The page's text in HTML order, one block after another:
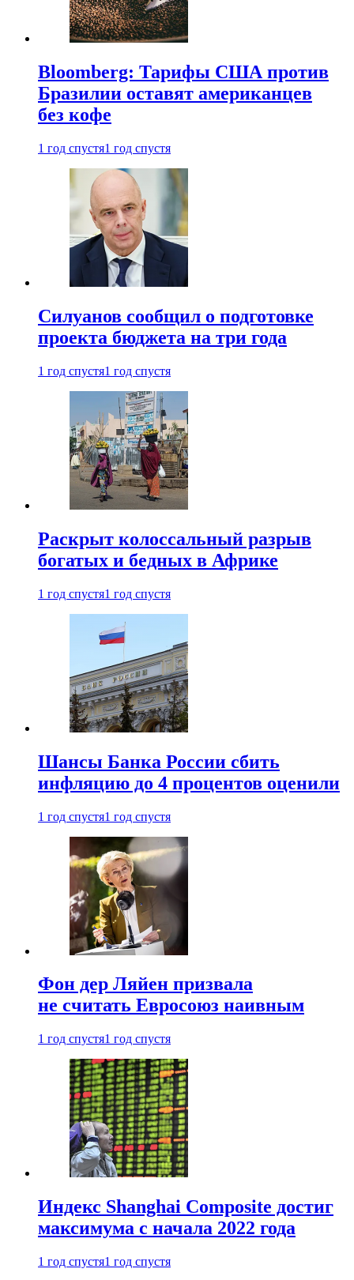
Bloomberg: Тарифы США против
Бразилии оставят американцев
без кофе
1 год спустя1 год спустя
Силуанов сообщил о подготовке
проекта бюджета на три года
1 год спустя1 год спустя
Раскрыт колоссальный разрыв
богатых и бедных в Африке
1 год спустя1 год спустя
Шансы Банка России сбить
инфляцию до 4 процентов оценили
1 год спустя1 год спустя
Фон дер Ляйен призвала
не считать Евросоюз наивным
1 год спустя1 год спустя
Индекс Shanghai Composite достиг
максимума с начала 2022 года
1 год спустя1 год спустя